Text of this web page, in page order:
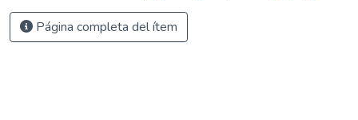
Página completa del ítem